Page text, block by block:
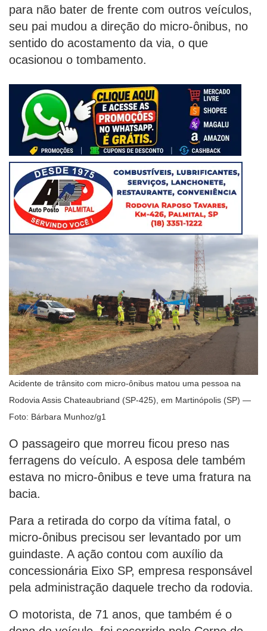
para não bater de frente com outros veículos,
seu pai mudou a direção do micro-ônibus, no
sentido do acostamento da via, o que
ocasionou o tombamento.
Acidente de trânsito com micro-ônibus matou uma pessoa na
Rodovia Assis Chateaubriand (SP-425), em Martinópolis (SP) —
Foto: Bárbara Munhoz/g1
O passageiro que morreu ficou preso nas
ferragens do veículo. A esposa dele também
estava no micro-ônibus e teve uma fratura na
bacia.
Para a retirada do corpo da vítima fatal, o
micro-ônibus precisou ser levantado por um
guindaste. A ação contou com auxílio da
concessionária Eixo SP, empresa responsável
pela administração daquele trecho da rodovia.
O motorista, de 71 anos, que também é o